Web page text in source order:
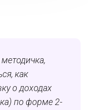
как
о доходах
по форме 2-